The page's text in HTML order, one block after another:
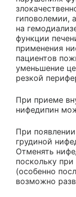
гиповолемии,
на
функции
применения
пациентов
уменьшение
резкой
При приеме
нифедипин
При
грудиной
Отменять
поскольку
(особенно
возможно